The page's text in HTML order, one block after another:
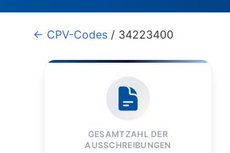
← CPV-Codes / 34223400
GESAMTZAHL DER
AUSSCHREIBUNGEN